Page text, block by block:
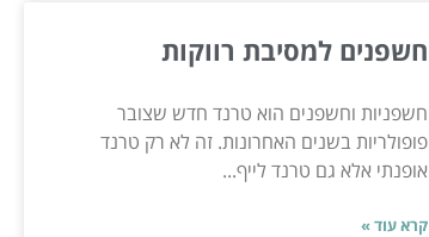
חשפנים למסיבת רווקות
חשפניות וחשפנים הוא טרנד חדש שצובר
פופולריות בשנים האחרונות. זה לא רק טרנד
אופנתי אלא גם טרנד לייף...
קרא עוד »